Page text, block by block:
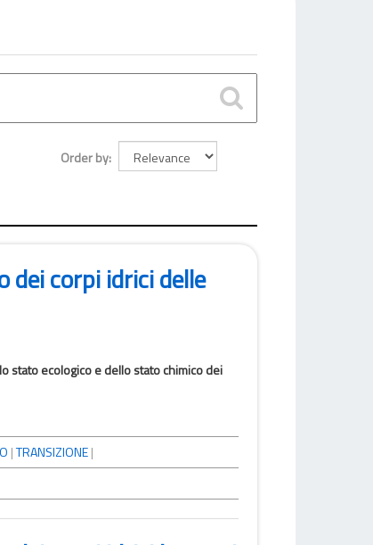
Order by
dei corpi idrici delle
stato ecologico e dello stato chimico dei
|TRANSIZIONE |